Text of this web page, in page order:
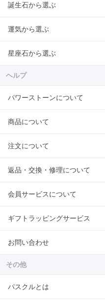
誕生石から選ぶ
運気から選ぶ
星座石から選ぶ
ヘルプ
パワーストーンについて
商品について
注文について
返品・交換・修理について
会員サービスについて
ギフトラッピングサービス
お問い合わせ
その他
パスクルとは